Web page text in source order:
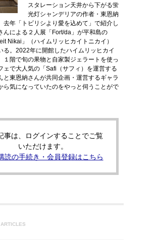
スタレーション天井から下がる蛍
光灯シャンデリアの作者・東恩納
去年「トビリシより愛を込めて」で紹介し
んによる２人展「Fort/da」が平和島の
Nikai」（ハイムリッヒカイトニカイ）
る。2022年に開館したハイムリッヒカイ
１階で旬の果物と自家製ジェラートを使っ
ェで大人気の「Safi（サフィ）を運営する
と東恩納さんが共同企画・運営するギャラ
ら気になっていたのをやっと伺うことがで
事は、ログインすることでご覧
いただけます。
読の手続き・会員登録はこちら